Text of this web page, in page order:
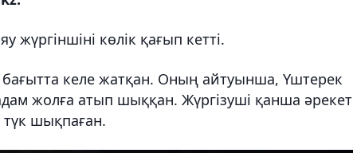
көлік қағып кетті.
бағытта келе жатқан. Оның айтуынша, Үштерек
жолға атып шыққан. Жүргізуші қанша әрекет
шықпаған.